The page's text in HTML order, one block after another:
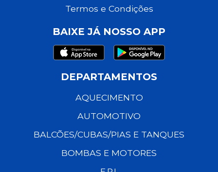
Termos e Condições
BAIXE JÁ NOSSO APP
DEPARTAMENTOS
AQUECIMENTO
AUTOMOTIVO
BALCÕES/CUBAS/PIAS E TANQUES
BOMBAS E MOTORES